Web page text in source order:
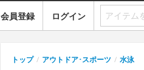
会員登録 ログイン
トップ / アウトドア･スポーツ / 水泳